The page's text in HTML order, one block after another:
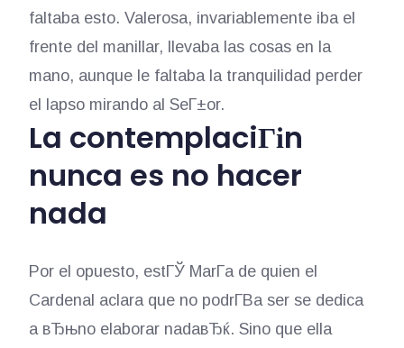
faltaba esto. Valerosa, invariablemente iba el
frente del manillar, llevaba las cosas en la
mano, aunque le faltaba la tranquilidad perder
el lapso mirando al SeГ±or.
La contemplaciГіn
nunca es no hacer
nada
Por el opuesto, estГЎ MarГ­a de quien el
Cardenal aclara que no podrГ­В­a ser se dedica
a вЂњno elaborar nadaвЂќ. Sino que ella